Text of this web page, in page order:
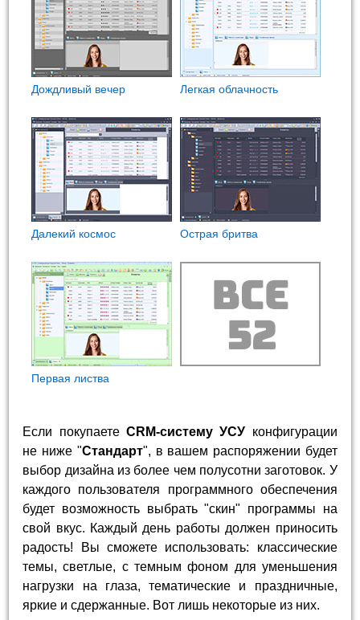
Дождливый вечер Легкая облачность
Далекий космос Острая бритва
Первая листва
Если покупаете CRM-систему УСУ конфигурации
не ниже "Стандарт", в вашем распоряжении будет
выбор дизайна из более чем полусотни заготовок. У
каждого пользователя программного обеспечения
будет возможность выбрать "скин" программы на
свой вкус. Каждый день работы должен приносить
радость! Вы сможете использовать: классические
темы, светлые, с темным фоном для уменьшения
нагрузки на глаза, тематические и праздничные,
яркие и сдержанные. Вот лишь некоторые из них.